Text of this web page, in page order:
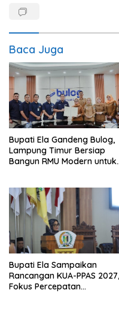
Baca Juga
Bupati Ela Gandeng Bulog,
Lampung Timur Bersiap
Bangun RMU Modern untuk
Bupati Ela Sampaikan
Rancangan KUA-PPAS 2027,
Fokus Percepatan